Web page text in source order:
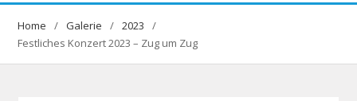
Home Galerie
2023
Festliches Konzert 2023 – Zug um Zug